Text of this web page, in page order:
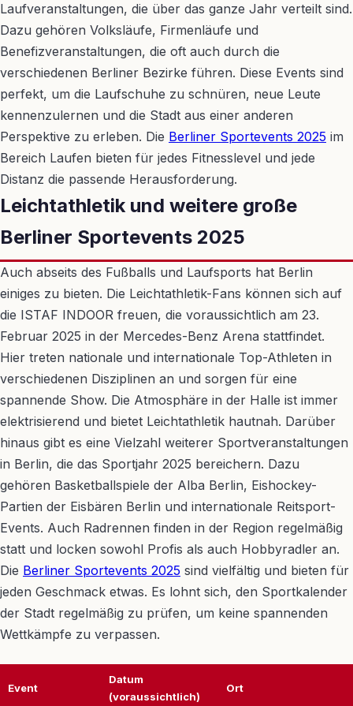
Laufveranstaltungen, die über das ganze Jahr verteilt sind.
Dazu gehören Volksläufe, Firmenläufe und
Benefizveranstaltungen, die oft auch durch die
verschiedenen Berliner Bezirke führen. Diese Events sind
perfekt, um die Laufschuhe zu schnüren, neue Leute
kennenzulernen und die Stadt aus einer anderen
Perspektive zu erleben. Die Berliner Sportevents 2025 im
Bereich Laufen bieten für jedes Fitnesslevel und jede
Distanz die passende Herausforderung.
Leichtathletik und weitere große
Berliner Sportevents 2025
Auch abseits des Fußballs und Laufsports hat Berlin
einiges zu bieten. Die Leichtathletik-Fans können sich auf
die ISTAF INDOOR freuen, die voraussichtlich am 23.
Februar 2025 in der Mercedes-Benz Arena stattfindet.
Hier treten nationale und internationale Top-Athleten in
verschiedenen Disziplinen an und sorgen für eine
spannende Show. Die Atmosphäre in der Halle ist immer
elektrisierend und bietet Leichtathletik hautnah. Darüber
hinaus gibt es eine Vielzahl weiterer Sportveranstaltungen
in Berlin, die das Sportjahr 2025 bereichern. Dazu
gehören Basketballspiele der Alba Berlin, Eishockey-
Partien der Eisbären Berlin und internationale Reitsport-
Events. Auch Radrennen finden in der Region regelmäßig
statt und locken sowohl Profis als auch Hobbyradler an.
Die Berliner Sportevents 2025 sind vielfältig und bieten für
jeden Geschmack etwas. Es lohnt sich, den Sportkalender
der Stadt regelmäßig zu prüfen, um keine spannenden
Wettkämpfe zu verpassen.
Event
Datum
(voraussichtlich)
Ort